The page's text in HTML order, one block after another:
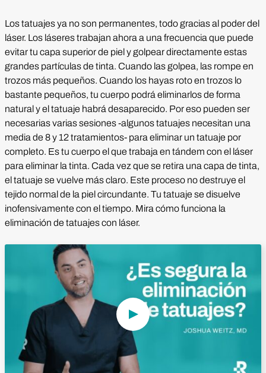
Los tatuajes ya no son permanentes, todo gracias al poder del
láser. Los láseres trabajan ahora a una frecuencia que puede
evitar tu capa superior de piel y golpear directamente estas
grandes partículas de tinta. Cuando las golpea, las rompe en
trozos más pequeños. Cuando los hayas roto en trozos lo
bastante pequeños, tu cuerpo podrá eliminarlos de forma
natural y el tatuaje habrá desaparecido. Por eso pueden ser
necesarias varias sesiones -algunos tatuajes necesitan una
media de 8 y 12 tratamientos- para eliminar un tatuaje por
completo. Es tu cuerpo el que trabaja en tándem con el láser
para eliminar la tinta. Cada vez que se retira una capa de tinta,
el tatuaje se vuelve más claro. Este proceso no destruye el
tejido normal de la piel circundante. Tu tatuaje se disuelve
inofensivamente con el tiempo. Mira cómo funciona la
eliminación de tatuajes con láser.